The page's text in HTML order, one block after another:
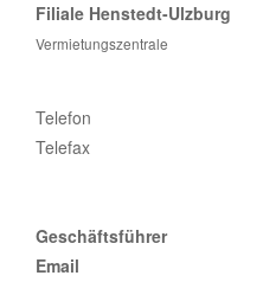
Filiale Henstedt-Ulzburg
Vermietungszentrale
Telefon
Telefax
Geschäftsführer
Email